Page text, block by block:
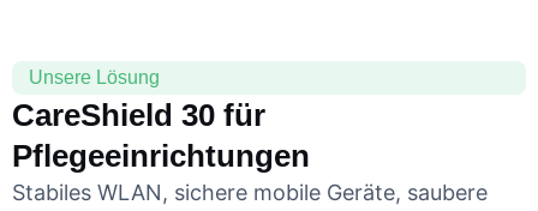
Unsere Lösung
CareShield 30 für
Pflegeeinrichtungen
Stabiles WLAN, sichere mobile Geräte, saubere